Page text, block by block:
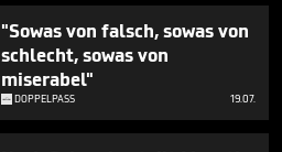
"Sowas von falsch, sowas von
schlecht, sowas von
miserabel"
DOPPELPASS 19.07.